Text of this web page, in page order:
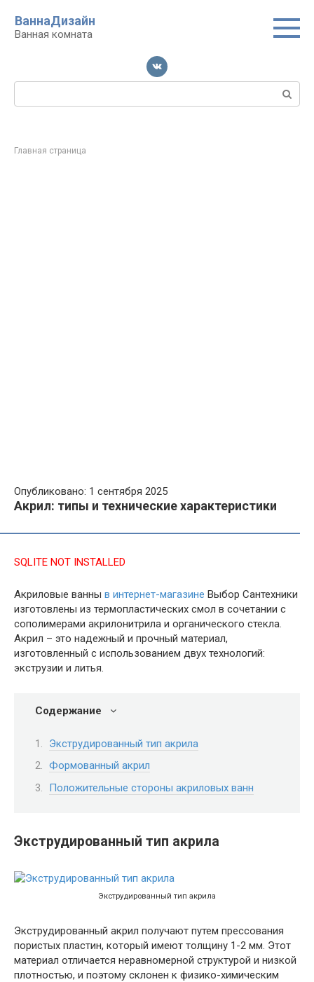
контенту
ВаннаДизайн
Ванная комната
Поиск:
Главная страница
Опубликовано: 1 сентября 2025
Акрил: типы и технические характеристики
SQLITE NOT INSTALLED
Акриловые ванны в интернет-магазине Выбор Сантехники
изготовлены из термопластических смол в сочетании с
сополимерами акрилонитрила и органического стекла.
Акрил – это надежный и прочный материал,
изготовленный с использованием двух технологий:
экструзии и литья.
Содержание
Экструдированный тип акрила
Формованный акрил
Положительные стороны акриловых ванн
Экструдированный тип акрила
Экструдированный тип акрила
Экструдированный акрил получают путем прессования
пористых пластин, который имеют толщину 1-2 мм. Этот
материал отличается неравномерной структурой и низкой
плотностью, и поэтому склонен к физико-химическим